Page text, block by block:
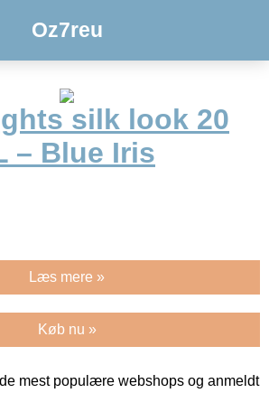
Oz7reu
silk look 20
– Blue Iris
Læs mere »
Køb nu »
mest populære webshops og anmeldt